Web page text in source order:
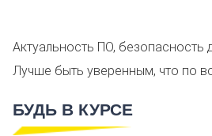
Актуальность ПО,
Лучше быть уверенным, что по
БУДЬ В КУРСЕ